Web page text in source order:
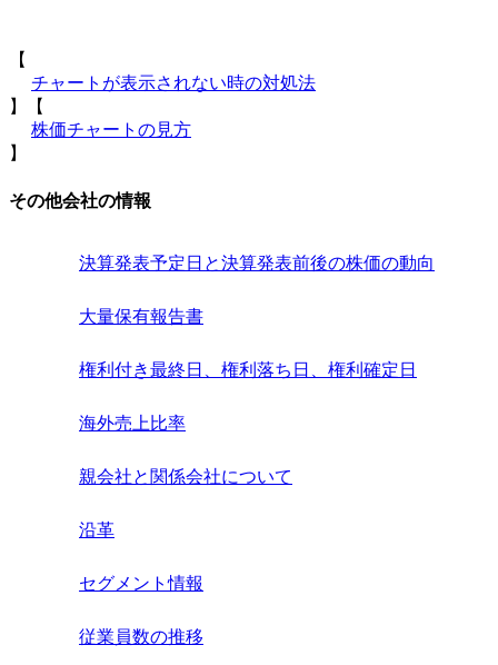
【
チャートが表示されない時の対処法
】【
株価チャートの見方
】
その他会社の情報
決算発表予定日と決算発表前後の株価の動向
大量保有報告書
権利付き最終日、権利落ち日、権利確定日
海外売上比率
親会社と関係会社について
沿革
セグメント情報
従業員数の推移